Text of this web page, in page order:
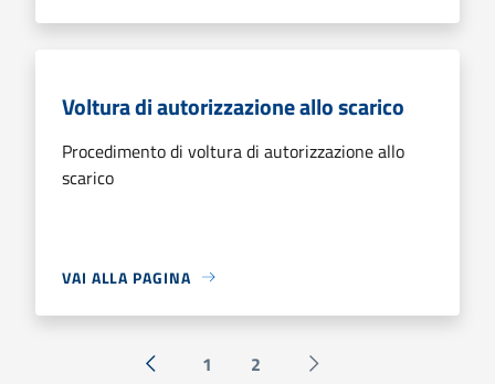
Voltura di autorizzazione allo scarico
Procedimento di voltura di autorizzazione allo
scarico
VAI ALLA PAGINA
« Precedente
1 2 Successiva »